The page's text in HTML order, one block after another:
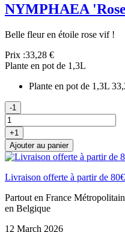
NYMPHAEA
Belle fleur en étoile rose vif !
Prix :33,28 €
Plante en pot de 1,3L
Plante en pot de 1,3L
-1
+1
Ajouter au panier
Livraison offerte à partir de
Partout en France
en Belgique
12 March 2026